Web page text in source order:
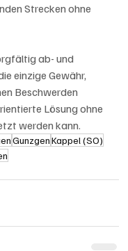
Strecken ohne
ab- und
einzige Gewähr,
Beschwerden
Lösung ohne
werden kann.
Gunzgen Kappel (SO)